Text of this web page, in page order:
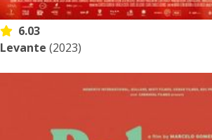
6.03
Levante (2023)